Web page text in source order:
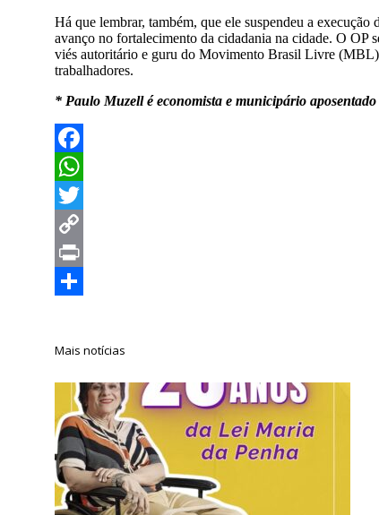
Há que lembrar, também, que ele suspendeu a
avanço no fortalecimento da cidadania na cidade. O
viés autoritário e guru do Movimento Brasil Livre (MBL)
trabalhadores.
* Paulo Muzell é economista e municipário aposentado
Facebook
WhatsApp
Twitter
Copy
Link
Print
Mais notícias